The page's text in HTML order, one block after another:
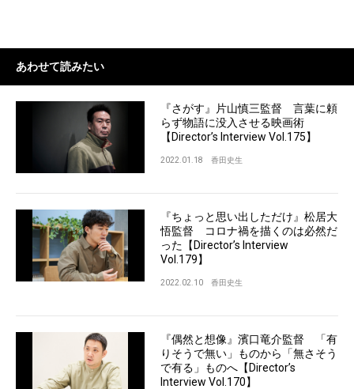
あわせて読みたい
『さがす』片山慎三監督 言葉に頼
らず物語に没入させる映画術
【Director’s Interview Vol.175】
2022.01.18 香田史生
『ちょっと思い出しただけ』松居大
悟監督 コロナ禍を描くのは必然だ
った【Director’s Interview
Vol.179】
2022.02.10 香田史生
『偶然と想像』濱口竜介監督 「有
りそうで無い」ものから「無さそう
で有る」ものへ【Director’s
Interview Vol.170】